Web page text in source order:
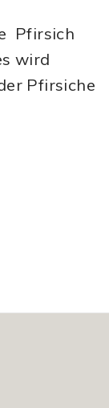
Pfirsich
wird
Pfirsiche